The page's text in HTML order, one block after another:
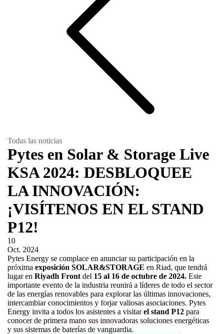
Todas las noticias
Pytes en Solar & Storage Live
KSA 2024: DESBLOQUEE
LA INNOVACIÓN:
¡VISÍTENOS EN EL STAND
P12!
10
Oct. 2024
Pytes Energy se complace en anunciar su participación en la
próxima exposición SOLAR&STORAGE en Riad, que tendrá
lugar en Riyadh Front del 15 al 16 de octubre de 2024. Este
importante evento de la industria reunirá a líderes de todo el sector
de las energías renovables para explorar las últimas innovaciones,
intercambiar conocimientos y forjar valiosas asociaciones. Pytes
Energy invita a todos los asistentes a visitarel stand P12 para
conocer de primera mano sus innovadoras soluciones energéticas
y sus sistemas de baterías de vanguardia.